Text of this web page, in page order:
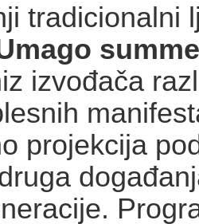
tradicionalni
izvođača
projekcija